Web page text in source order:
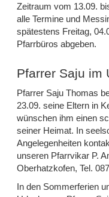
Zeitraum vom 13.09.
alle Termine und
spätestens Freitag,
Pfarrbüros abgeben.
Pfarrer Saju im
Pfarrer Saju Thomas
23.09. seine Eltern in
wünschen ihm einen
seiner Heimat. In
Angelegenheiten
unseren Pfarrvikar P.
Oberhatzkofen, Tel.
In den Sommerferien